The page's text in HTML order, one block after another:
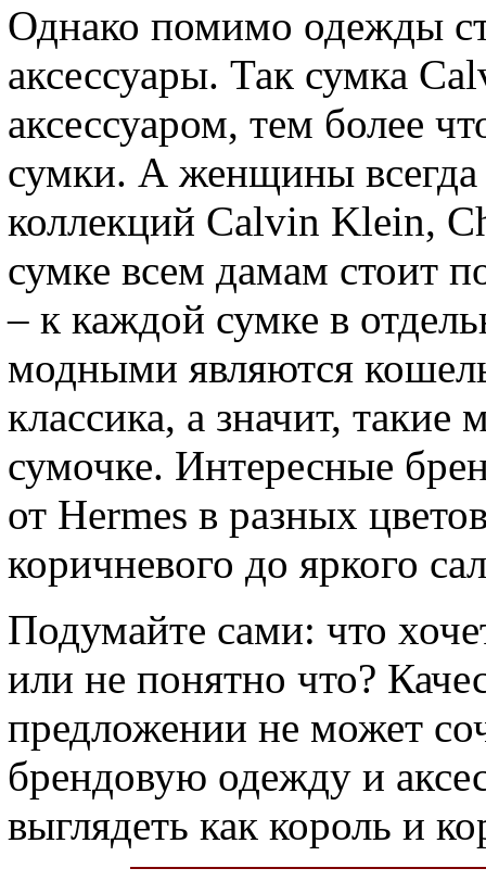
Однако помимо одежды
аксессуары. Так сумка
аксессуаром, тем более
сумки. А женщины всегда
коллекций Calvin Klein,
сумке всем дамам стоит
– к каждой сумке в
модными являются
классика, а значит,
сумочке. Интересные
от Hermes в разных
коричневого до яркого
Подумайте сами: что
или не понятно что?
предложении не может
брендовую одежду и
выглядеть как король и